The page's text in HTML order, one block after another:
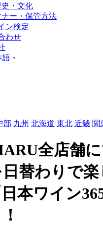
史・文化
ナー・保管方法
ン検定
わせ
語 ▼
部 九州 北海道 東北 近畿 関
全店舗
替わりで
本ワイン